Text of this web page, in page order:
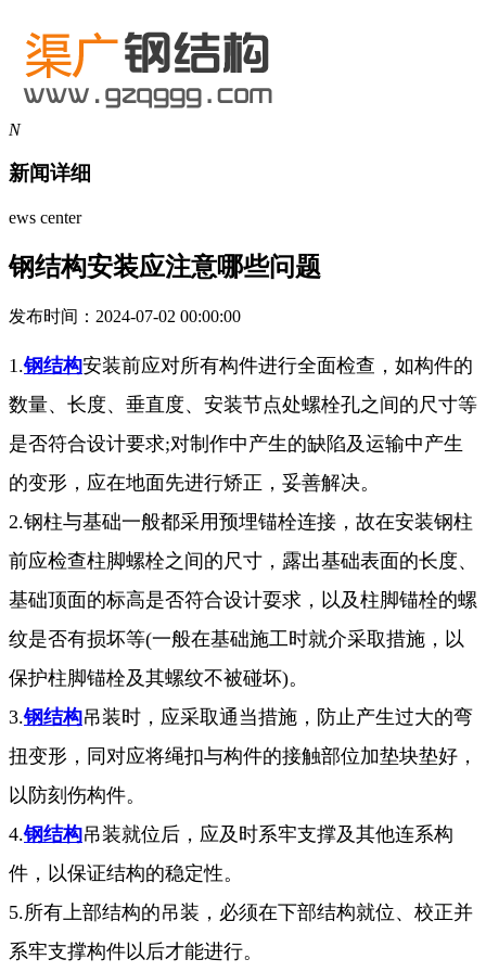
N
新闻详细
ews center
钢结构安装应注意哪些问题
发布时间：2024-07-02 00:00:00
1.钢结构安装前应对所有构件进行全面检查，如构件的
数量、长度、垂直度、安装节点处螺栓孔之间的尺寸等
是否符合设计要求;对制作中产生的缺陷及运输中产生
的变形，应在地面先进行矫正，妥善解决。
2.钢柱与基础一般都采用预埋锚栓连接，故在安装钢柱
前应检查柱脚螺栓之间的尺寸，露出基础表面的长度、
基础顶面的标高是否符合设计耍求，以及柱脚锚栓的螺
纹是否有损坏等(一般在基础施工时就介采取措施，以
保护柱脚锚栓及其螺纹不被碰坏)。
3.钢结构吊装时，应采取通当措施，防止产生过大的弯
扭变形，同对应将绳扣与构件的接触部位加垫块垫好，
以防刻伤构件。
4.钢结构吊装就位后，应及时系牢支撑及其他连系构
件，以保证结构的稳定性。
5.所有上部结构的吊装，必须在下部结构就位、校正并
系牢支撑构件以后才能进行。